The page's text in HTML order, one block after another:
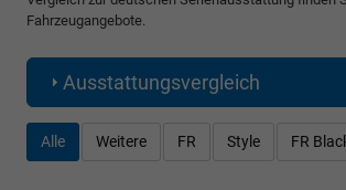
Fahrzeugangebote.
Ausstattungsvergleich
Alle Weitere FR Style FR